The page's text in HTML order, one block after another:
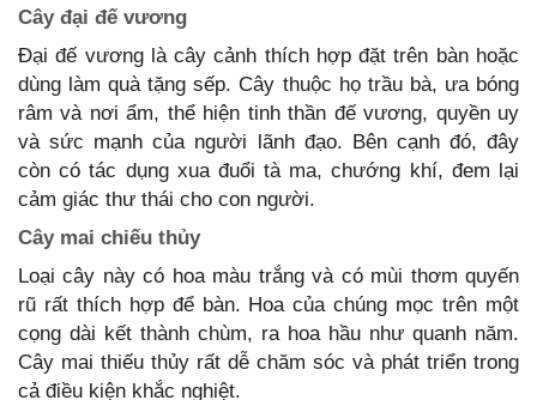
Cây đại đế vương
Đại đế vương là cây cảnh thích hợp đặt trên bàn hoặc
dùng làm quà tặng sếp. Cây thuộc họ trầu bà, ưa bóng
râm và nơi ẩm, thể hiện tinh thần đế vương, quyền uy
và sức mạnh của người lãnh đạo. Bên cạnh đó, đây
còn có tác dụng xua đuổi tà ma, chướng khí, đem lại
cảm giác thư thái cho con người.
Cây mai chiếu thủy
Loại cây này có hoa màu trắng và có mùi thơm quyến
rũ rất thích hợp để bàn. Hoa của chúng mọc trên một
cọng dài kết thành chùm, ra hoa hầu như quanh năm.
Cây mai thiếu thủy rất dễ chăm sóc và phát triển trong
cả điều kiện khắc nghiệt.